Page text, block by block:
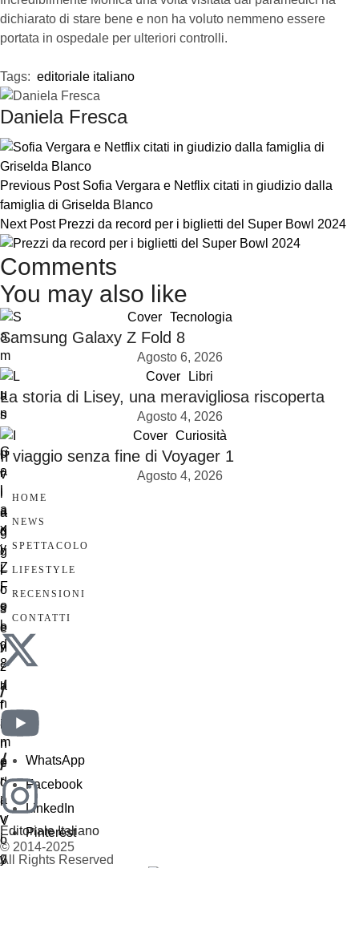
dichiarato di stare bene e non ha voluto nemmeno essere
portata in ospedale per ulteriori controlli.
Tags: editoriale italiano
Daniela Fresca
Previous Post Sofia Vergara e Netflix citati in giudizio dalla
famiglia di Griselda Blanco
Next Post Prezzi da record per i biglietti del Super Bowl 2024
Comments
You may also like
Cover Tecnologia
Samsung Galaxy Z Fold 8
Agosto 6, 2026
Cover
Libri
La storia di Lisey, una meravigliosa riscoperta
Agosto 4, 2026
Cover
Curiosità
Il viaggio senza fine di Voyager 1
Agosto 4, 2026
HOME
NEWS
SPETTACOLO
LIFESTYLE
RECENSIONI
CONTATTI
/
/
Editoriale Italiano
© 2014-2025
All Rights Reserved
WhatsApp
Facebook
LinkedIn
Pinterest